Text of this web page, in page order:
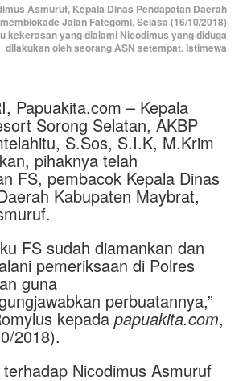
Asmuruf, Kepala Dinas Pendapatan Daerah
Jalan Fategomi, Selasa (16/10/2018)
kekerasan yang dialami Nicodimus yang diduga
dilakukan oleh seorang ASN setempat. Istimewa
Papuakita.com – Kepala
Sorong Selatan, AKBP
S.Sos, S.I.K, M.Krim
pihaknya telah
FS, pembacok Kepala Dinas
Kabupaten Maybrat,
FS sudah diamankan dan
pemeriksaan di Polres
guna
perbuatannya,”
kepada papuakita.com,
2018).
Nicodimus Asmuruf